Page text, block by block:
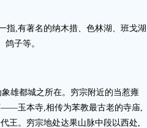
指,有著名的纳木措、色林湖、班戈湖
子等。
雄都城之所在。穷宗附近的当惹雍
——玉本寺,相传为苯教最古老的寺庙,
王。穷宗地处达果山脉中段以西处,